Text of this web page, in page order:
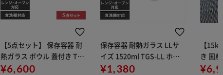
【5点セット】 保存容器 耐
熱ガラス ボウル 蓋付き TG
B-5S ベージュ
¥6,600
保存容器 耐熱ガラス LLサ
イズ 1520ml TGS-LL ホワ
イト
¥1,380
【
き 国